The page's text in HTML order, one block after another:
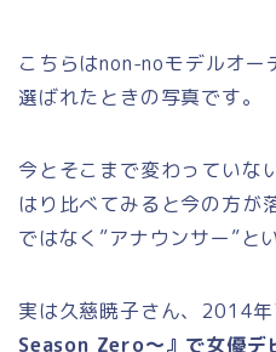
こちらはnon-noモデルオー
選ばれたときの写真です。
今とそこまで変わっていな
はり比べてみると今の方が
ではなく”アナウンサー”と
実は久慈暁子さん、2014
Season Zero〜』で女優デ